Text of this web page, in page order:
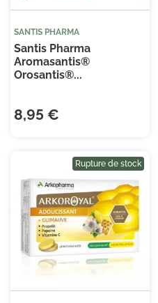
SANTIS PHARMA
Santis Pharma
Aromasantis®
Orosantis®...
8,95 €
Rupture de stock